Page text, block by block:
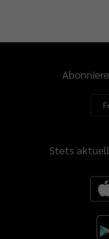
Stets aktuell